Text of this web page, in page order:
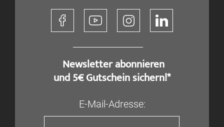
​ Newsletter abonnieren
und 5€ Gutschein sichern!*
E-Mail-Adresse: